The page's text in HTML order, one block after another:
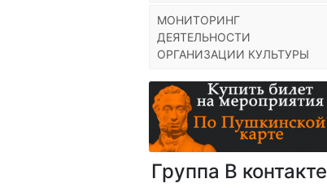
МОНИТОРИНГ
ДЕЯТЕЛЬНОСТИ
ОРГАНИЗАЦИИ КУЛЬТУРЫ
Группа В контакте